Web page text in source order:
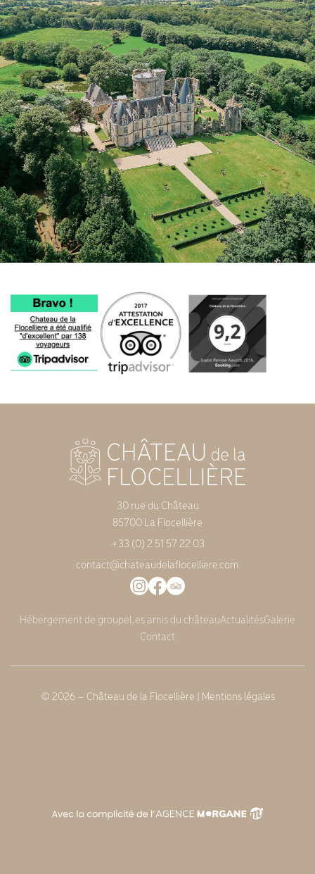
30 rue du Château
85700 La Flocellière
+33 (0) 2 51 57 22 03
contact@chateaudelaflocelliere.com
Hébergement de groupeLes amis du châteauActualitésGalerie
Contact
© 2026 – Château de la Flocellière | Mentions légales